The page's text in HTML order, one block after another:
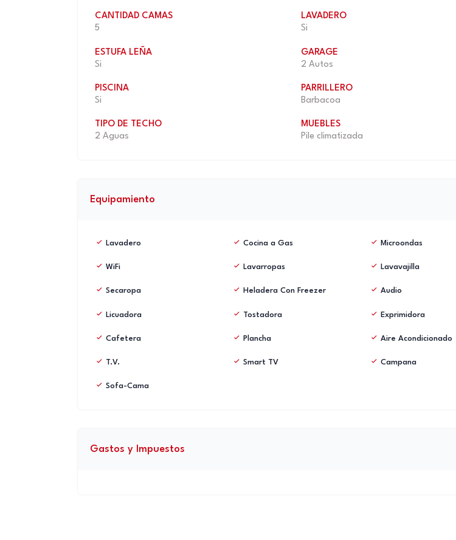
CANTIDAD CAMAS
5
LAVADERO
Si
ESTUFA LEÑA
Si
GARAGE
2 Autos
PISCINA
Si
PARRILLERO
Barbacoa
TIPO DE TECHO
2 Aguas
MUEBLES
Pile climatizada
Equipamiento
Lavadero Cocina a Gas Microondas
WiFi Lavarropas Lavavajilla
Secaropa Heladera Con Freezer Audio
Licuadora Tostadora Exprimidora
Cafetera Plancha Aire Acondicionado
T.V. Smart TV Campana
Sofa-Cama
Gastos y Impuestos